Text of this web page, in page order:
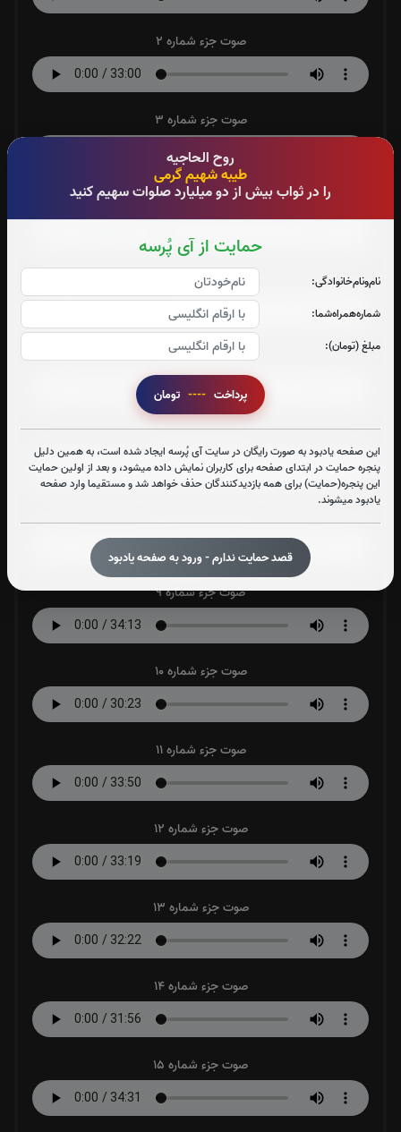
روح الحاجیه
طیبه شهیم گرمی
را در ثواب بیش از دو میلیارد صلوات سهیم کنید
حمایت از آی پُرسه
نام‌و‌نام‌خانوادگی:
شماره‌همراه‌شما:
مبلغ (تومان):
پرداخت ----
این صفحه یادبود به صورت رایگان در سایت آی پُرسه ایجاد شده است، به همین دلیل
پنجره حمایت در ابتدای صفحه برای کاربران نمایش داده میشود، و بعد از اولین حمایت
این پنجره(حمایت) برای همه بازدیدکنندگان حذف خواهد شد و مستقیما وارد صفحه
یادبود میشوند.
قصد حمایت ندارم - ورود به صفحه یادبود
صوت جزء شماره 2
صوت جزء شماره 3
صوت جزء شماره 4
صوت جزء شماره 5
صوت جزء شماره 6
صوت جزء شماره 7
صوت جزء شماره 9
صوت جزء شماره 10
صوت جزء شماره 11
صوت جزء شماره 12
صوت جزء شماره 13
صوت جزء شماره 14
صوت جزء شماره 15